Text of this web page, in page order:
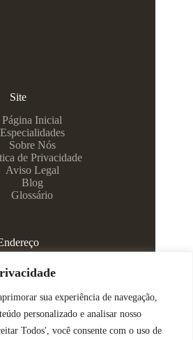
sua experiência de navegação,
personalizado e analisar nosso
Todos', você consente com o uso de
Site
Página Inicial
Especialidades
Sobre Nós
de Privacidade
Aviso Legal
Blog
Glossário
- Centro - Juiz de Fora/MG
- Dra Eduarda